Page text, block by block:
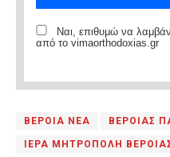
Ναι, επιθυμώ να
από το vimaorthodoxias.gr
ΒΕΡΟΙΑ ΝΕΑ ΒΕΡΟΙΑΣ
ΙΕΡΑ ΜΗΤΡΟΠΟΛΗ